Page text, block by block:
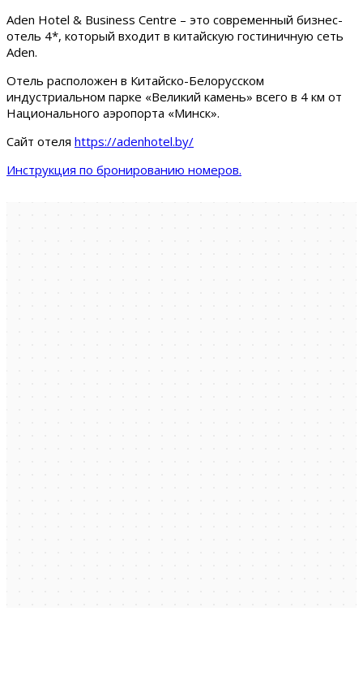
Aden Hotel & Business Centre – это современный бизнес-
отель 4*, который входит в китайскую гостиничную сеть
Aden.
Отель расположен в Китайско-Белорусском
индустриальном парке «Великий камень» всего в 4 км от
Национального аэропорта «Минск».
Сайт отеля https://adenhotel.by/
Инструкция по бронированию номеров.